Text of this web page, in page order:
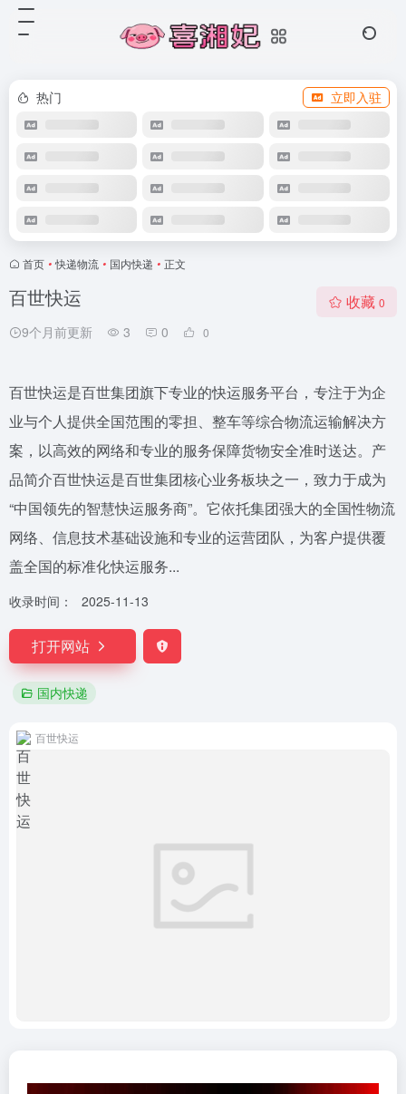
热门 立即入驻
首页 • 快递物流 • 国内快递 • 正文
百世快运
9个月前更新 3 0 0
收藏 0
百世快运是百世集团旗下专业的快运服务平台，专注于为企
业与个人提供全国范围的零担、整车等综合物流运输解决方
案，以高效的网络和专业的服务保障货物安全准时送达。产
品简介百世快运是百世集团核心业务板块之一，致力于成为
“中国领先的智慧快运服务商”。它依托集团强大的全国性物流
网络、信息技术基础设施和专业的运营团队，为客户提供覆
盖全国的标准化快运服务...
收录时间： 2025-11-13
打开网站
国内快递
百世快运